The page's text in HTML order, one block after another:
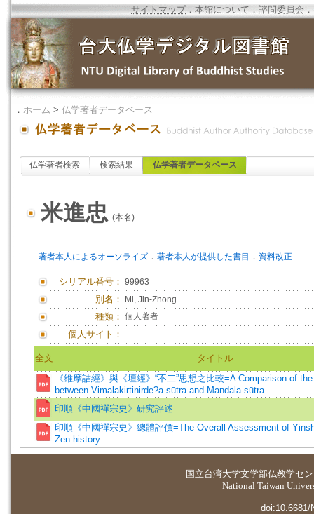
サイトマップ．本館について ．諮問委員会 ．
． ホーム > 仏学著者データベース
仏学著者検索 検索結果 仏学著者データベース
米進忠 (本名)
著者本人によるオーソライズ ． 著者本人が提供した書目 ． 資料改正
シリアル番号： 99963
別名： Mi, Jin-Zhong
種類： 個人著者
個人サイト：
全文
タイトル
《維摩詰經》與《壇經》“不二”思想之比較=A Comparison of
between Vimalakirtinirde?a-sūtra and Mandala-sūtra
印順《中國禪宗史》研究評述
印順《中國禪宗史》總體評價=The Overall Assessment of
Zen history
国立台湾大学文学部仏教学セ
National Taiwan
doi:10.6681/